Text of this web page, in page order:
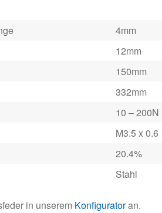
4mm
12mm
150mm
332mm
10 – 200N
M3.5 x 0.6
20.4%
Stahl
in unserem Konfiguratoran.